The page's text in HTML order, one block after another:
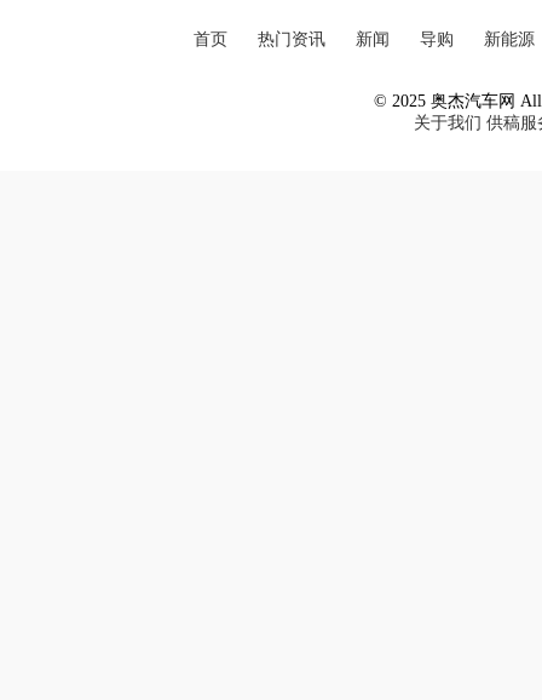
首页 热门资讯 新闻 导购 新能源
© 2025 奥杰汽车网 All
关于我们 供稿服